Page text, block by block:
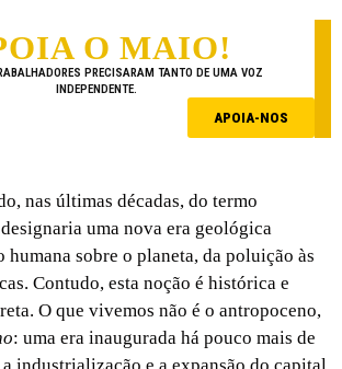
O MAIO!
PRECISARAM TANTO DE UMA VOZ
INDEPENDENTE.
APOIA-NOS
nas últimas décadas, do termo
uma nova era geológica
humana sobre o planeta, da poluição às
Contudo, esta noção é histórica e
O que vivemos não é o antropoceno,
: uma era inaugurada há pouco mais de
industrialização e a expansão do capital.